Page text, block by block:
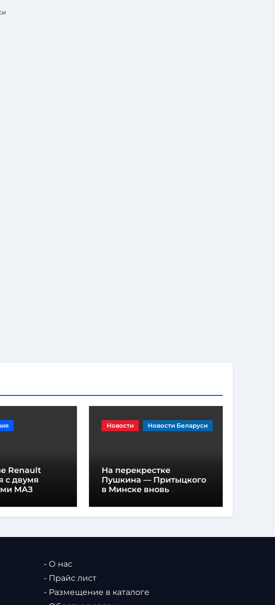
Renault
с двумя
МАЗ
Новости Новости Беларуси
На перекрестке
Пушкина — Притыцкого
в Минске вновь
разметка
- О нас
- Прайс лист
- Размещение в каталоге